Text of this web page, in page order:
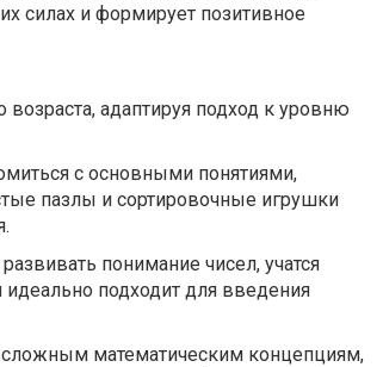
силах и формирует позитивное
адаптируя подход к уровню
с основными понятиями,
пазлы и сортировочные игрушки
понимание чисел, учатся
идеально подходит для введения
сложным математическим концепциям,